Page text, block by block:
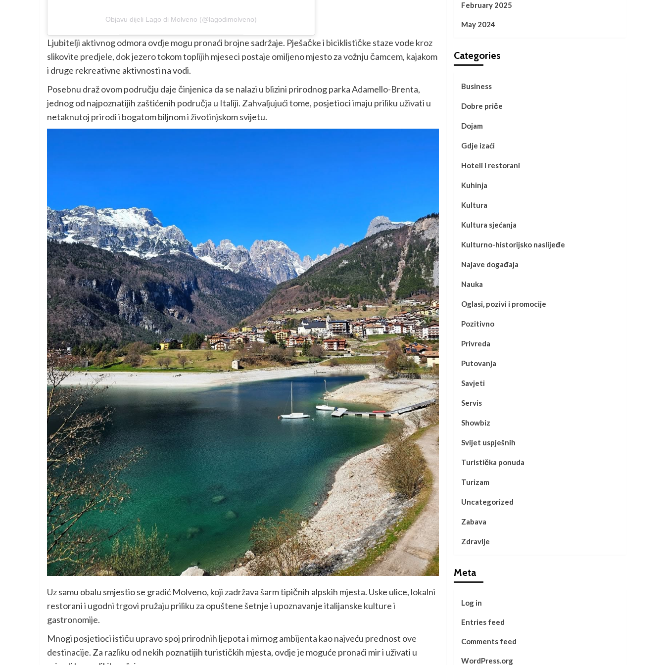
Objavu dijeli Lago di Molveno (@lagodimolveno)
Ljubitelji aktivnog odmora ovdje mogu pronaći brojne sadržaje. Pješačke i biciklističke staze vode kroz
slikovite predjele, dok jezero tokom toplijih mjeseci postaje omiljeno mjesto za vožnju čamcem, kajakom
i druge rekreativne aktivnosti na vodi.
Posebnu draž ovom području daje činjenica da se nalazi u blizini prirodnog parka Adamello-Brenta,
jednog od najpoznatijih zaštićenih područja u Italiji. Zahvaljujući tome, posjetioci imaju priliku uživati u
netaknutoj prirodi i bogatom biljnom i životinjskom svijetu.
Uz samu obalu smjestio se gradić Molveno, koji zadržava šarm tipičnih alpskih mjesta. Uske ulice, lokalni
restorani i ugodni trgovi pružaju priliku za opuštene šetnje i upoznavanje italijanske kulture i
gastronomije.
Mnogi posjetioci ističu upravo spoj prirodnih ljepota i mirnog ambijenta kao najveću prednost ove
destinacije. Za razliku od nekih poznatijih turističkih mjesta, ovdje je moguće pronaći mir i uživati u
February 2025
May 2024
Categories
Business
Dobre priče
Dojam
Gdje izaći
Hoteli i restorani
Kuhinja
Kultura
Kultura sjećanja
Kulturno-historijsko naslijeđe
Najave događaja
Nauka
Oglasi, pozivi i promocije
Pozitivno
Privreda
Putovanja
Savjeti
Servis
Showbiz
Svijet uspješnih
Turistička ponuda
Turizam
Uncategorized
Zabava
Zdravlje
Meta
Log in
Entries feed
Comments feed
WordPress.org